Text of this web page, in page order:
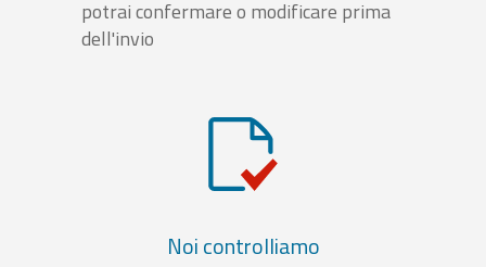
potrai confermare o modificare prima
dell'invio
Noi controlliamo